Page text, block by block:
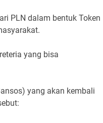
PLN dalam bentuk Token
yang bisa
yang akan kembali